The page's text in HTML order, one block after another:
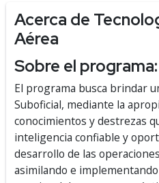
Acerca de
Aérea
Sobre el programa:
El programa busca brindar
Suboficial, mediante la
conocimientos y destrezas
inteligencia confiable y
desarrollo de las
asimilando e